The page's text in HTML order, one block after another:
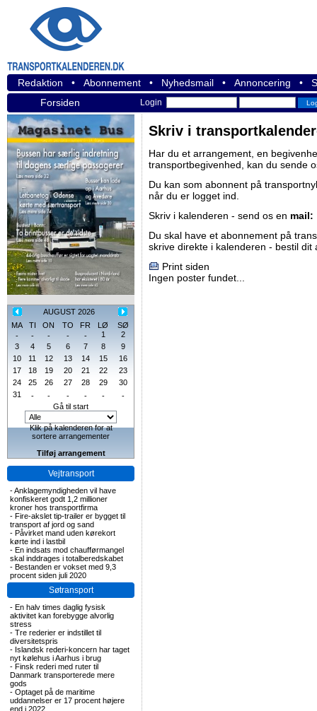
Redaktion • Abonnement • Nyhedsmail • Annoncering •
Forsiden
Login
AUGUST 2026
MA
TI ON TO FR LØ
SØ
-
- - - - 1
2
3
4 5 6 7 8
9
10
11 12 13 14 15
16
17
18 19 20 21 22
23
24
25 26 27 28 29
30
31
- - - - -
-
Gå til start
Klik på kalenderen for at
sortere arrangementer
Tilføj arrangement
Vejtransport
-Anklagemyndigheden vil have
konfiskeret godt 1,2 millioner
kroner hos transportfirma
- Fire-akslet tip-trailer er bygget til
transport af jord og sand
- Påvirket mand uden kørekort
kørte ind i lastbil
- En indsats mod chaufførmangel
skal inddrages i totalberedskabet
- Bestanden er vokset med 9,3
procent siden juli 2020
Søtransport
- En halv times daglig fysisk
aktivitet kan forebygge alvorlig
stress
- Tre rederier er indstillet til
diversitetspris
- Islandsk rederi-koncern har taget
nyt kølehus i Aarhus i brug
- Finsk rederi med ruter til
Danmark transporterede mere
gods
- Optaget på de maritime
uddannelser er 17 procent højere
end i 2022
Skriv i
Har du et arrangement, en
transportbegivenhed, kan du sende
Du kan som abonnent på
når du er logget ind.
Skriv i kalenderen - send os en mail:
Du skal have et abonnement på
skrive direkte i kalenderen - bestil dit
Print siden
Ingen poster fundet...